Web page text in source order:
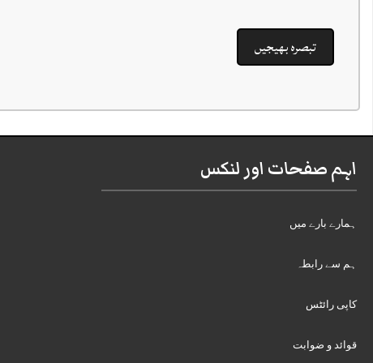
اہم صفحات اور لنکس
ہمارے بارے میں
ہم سے رابطہ
کاپی رائٹس
قوائد و ضوابت